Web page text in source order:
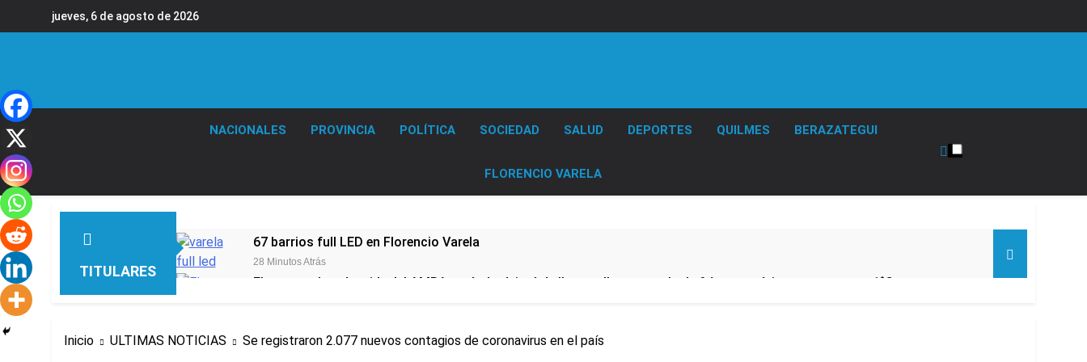
jueves, 6 de agosto de 2026
NACIONALES PROVINCIA POLÍTICA SOCIEDAD SALUD DEPORTES QUILMES BERAZATEGUI
FLORENCIO VARELA
TITULARES
67 barrios full LED en Florencio Varela
28 Minutos Atrás
El temporal se despide del AMBA: cuándo dejará de llover y llega una ola de frío con mínimas cercanas a 1°C
2 Horas Atrás
Inicio ULTIMAS NOTICIAS Se registraron 2.077 nuevos contagios de coronavirus en el país